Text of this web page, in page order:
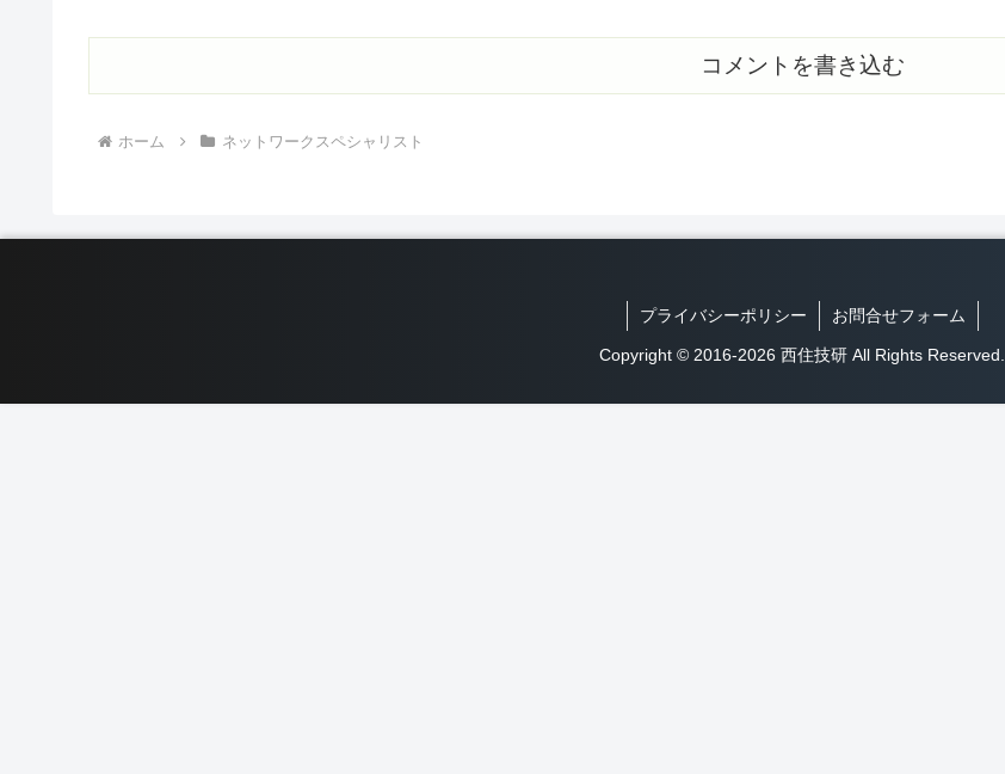
コメントを書き込む
ホーム ネットワークスペシャリスト
プライバシーポリシー お問合せフォーム
Copyright © 2016-2026 西住技研 All Rights Reserved.